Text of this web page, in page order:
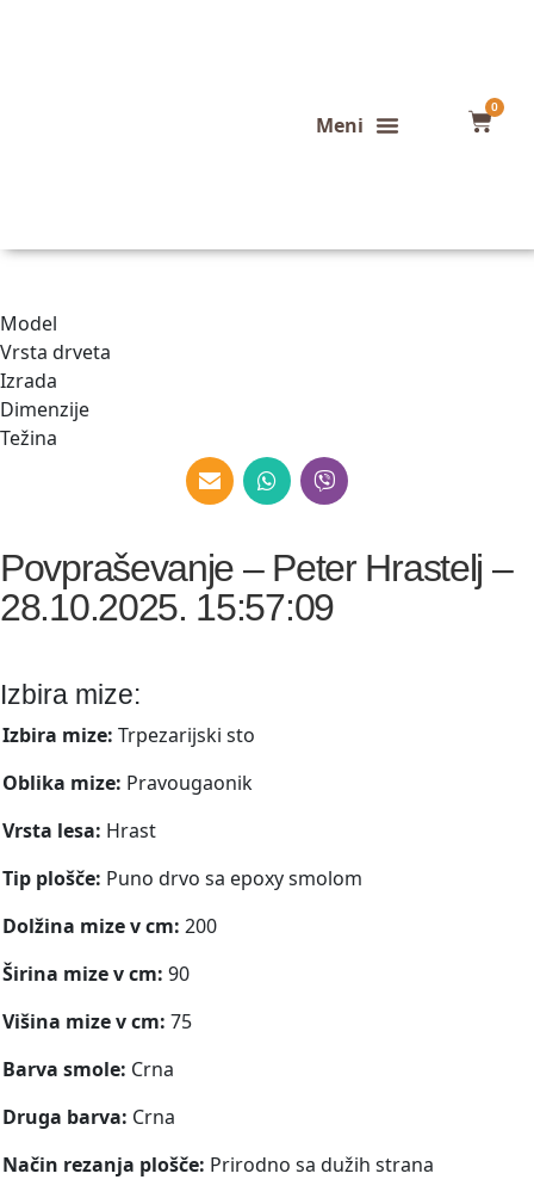
0
Model
Vrsta drveta
Izrada
Dimenzije
Težina
Povpraševanje – Peter Hrastelj –
28.10.2025. 15:57:09
Izbira mize:
Izbira mize: Trpezarijski sto
Oblika mize: Pravougaonik
Vrsta lesa: Hrast
Tip plošče: Puno drvo sa epoxy smolom
Dolžina mize v cm: 200
Širina mize v cm: 90
Višina mize v cm: 75
Barva smole: Crna
Druga barva: Crna
Način rezanja plošče: Prirodno sa dužih strana